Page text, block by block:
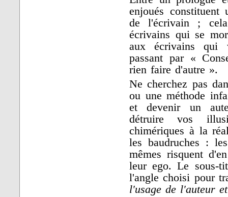
enjoués
de l'écrivain ;
écrivains qui se
aux écrivains qui
passant par «
rien faire d'autre ».
Ne cherchez pas
ou une méthode
et devenir un
détruire vos
chimériques à la
les baudruches :
mêmes risquent
leur ego. Le sous-
l'angle choisi pour
l'usage de l'auteur